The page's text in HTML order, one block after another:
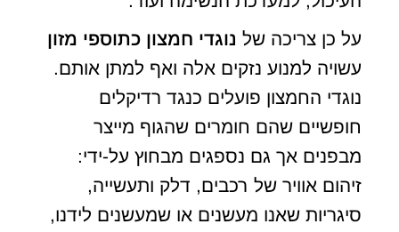
על כן צריכה של נוגדי חמצון כתוספי מזון
עשויה למנוע נזקים אלה ואף למתן אותם.
נוגדי החמצון פועלים כנגד רדיקלים
חופשיים שהם חומרים שהגוף מייצר
מבפנים אך גם נספגים מבחוץ על-ידי:
זיהום אוויר של רכבים, דלק ותעשייה,
סיגריות שאנו מעשנים או שמעשנים לידנו,